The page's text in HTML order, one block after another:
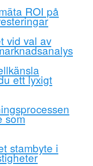
ROI på
vid val av
ett lyxigt
som
stambyte i